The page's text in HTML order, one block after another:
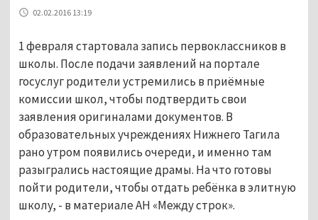
02.02.2016 13:19
1 февраля стартовала запись первоклассников в
школы. После подачи заявлений на портале
госуслуг родители устремились в приёмные
комиссии школ, чтобы подтвердить свои
заявления оригиналами документов. В
образовательных учреждениях Нижнего Тагила
рано утром появились очереди, и именно там
разыгрались настоящие драмы. На что готовы
пойти родители, чтобы отдать ребёнка в элитную
школу, - в материале АН «Между строк».